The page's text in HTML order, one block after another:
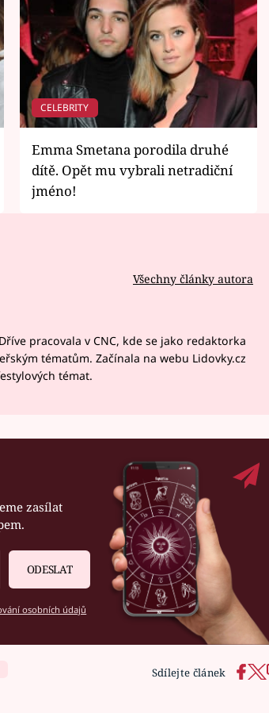
CELEBRITY
Emma Smetana porodila druhé
dítě. Opět mu vybrali netradiční
jméno!
Všechny články autora
pracovala v CNC, kde se jako redaktorka
tématům. Začínala na webu Lidovky.cz
témat.
zasílat
ODESLAT
osobních údajů
Sdílejte článek